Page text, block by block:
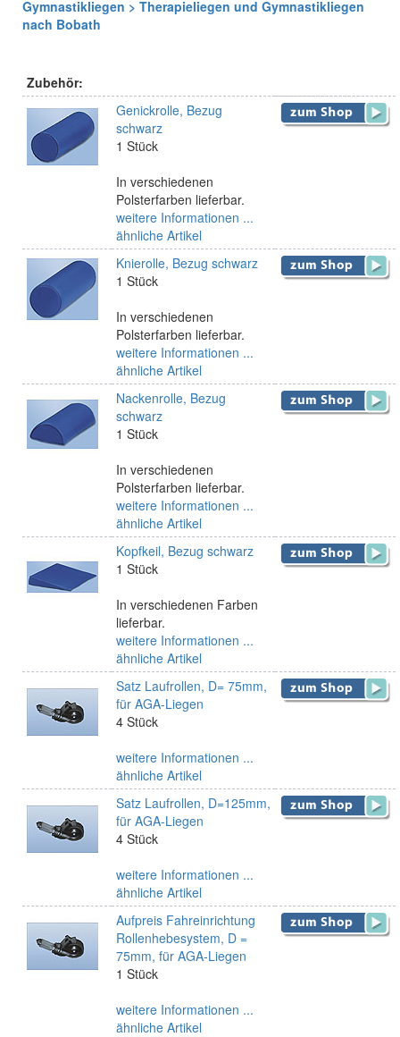
Gymnastikliegen > Therapieliegen und Gymnastikliegen
nach Bobath
Zubehör:
Genickrolle, Bezug
schwarz
1 Stück
In verschiedenen
Polsterfarben lieferbar.
weitere Informationen ...
ähnliche Artikel
Knierolle, Bezug schwarz
1 Stück
In verschiedenen
Polsterfarben lieferbar.
weitere Informationen ...
ähnliche Artikel
Nackenrolle, Bezug
schwarz
1 Stück
In verschiedenen
Polsterfarben lieferbar.
weitere Informationen ...
ähnliche Artikel
Kopfkeil, Bezug schwarz
1 Stück
In verschiedenen Farben
lieferbar.
weitere Informationen ...
ähnliche Artikel
Satz Laufrollen, D= 75mm,
für AGA-Liegen
4 Stück
weitere Informationen ...
ähnliche Artikel
Satz Laufrollen, D=125mm,
für AGA-Liegen
4 Stück
weitere Informationen ...
ähnliche Artikel
Aufpreis Fahreinrichtung
Rollenhebesystem, D =
75mm, für AGA-Liegen
1 Stück
weitere Informationen ...
ähnliche Artikel